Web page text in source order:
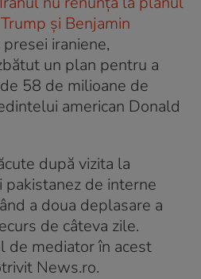
și Benjamin
iraniene,
un plan pentru a
58 de milioane de
american Donald
după vizita la
de interne
a doua deplasare a
de câteva zile.
de mediator în acest
News.ro.